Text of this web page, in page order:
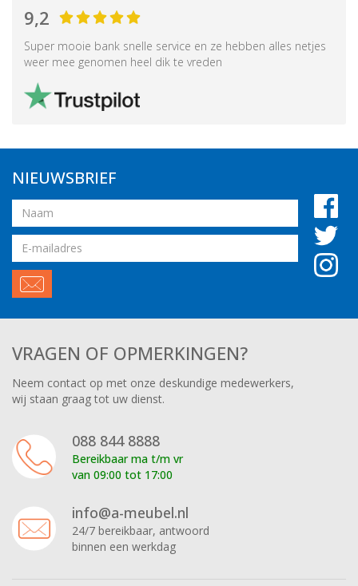
9,2
Super mooie bank snelle service en ze hebben alles netjes
weer mee genomen heel dik te vreden
NIEUWSBRIEF
Naam
Email
adres
VRAGEN OF OPMERKINGEN?
Neem contact op met onze deskundige medewerkers,
wij staan graag tot uw dienst.
088 844 8888
Bereikbaar ma t/m vr
van 09:00 tot 17:00
info@a-meubel.nl
24/7 bereikbaar, antwoord
binnen een werkdag